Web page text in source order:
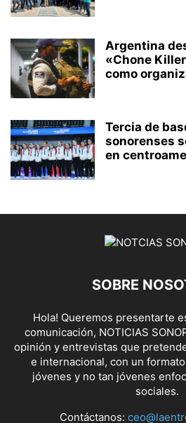
Argentina
«Chone
como
Tercia de
sonorenses
en
SOBRE
Hola! Queremos presentarte
comunicación, NOTICIAS
opinión y entrevistas que
e internacional, con un
jóvenes y no tan jóvenes
sociales.
Contáctanos: